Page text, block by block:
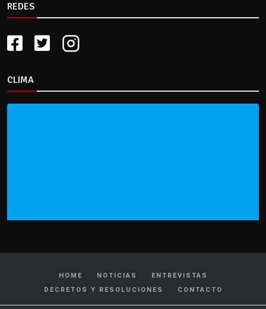
REDES
CLIMA
HOME NOTICIAS
ENTREVISTAS
DECRETOS Y RESOLUCIONES
CONTACTO